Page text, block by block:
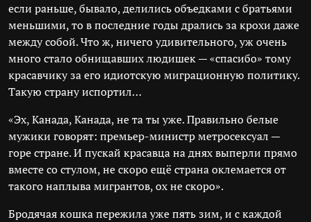
если раньше, бывало, делились объедками с братьями
меньшими, то в последние годы дрались за крохи даже
между собой. Что ж, ничего удивительного, уж очень
много стало обнищавших людишек — «спасибо» тому
красавчику за его идиотскую миграционную политику.
Такую страну испортил…
«Эх, Канада, Канада, не та ты уже. Правильно белые
мужики говорят: премьер-министр метросексуал —
горе стране. И пускай красавца на днях выперли прямо
вместе со стулом, не скоро ещё страна оклемается от
такого наплыва мигрантов, ох не скоро».
Бродячая кошка пережила уже пять зим, и с каждой